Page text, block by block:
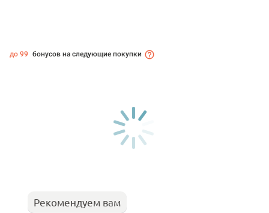
до 99 бонусов на следующие покупки
Рекомендуем вам